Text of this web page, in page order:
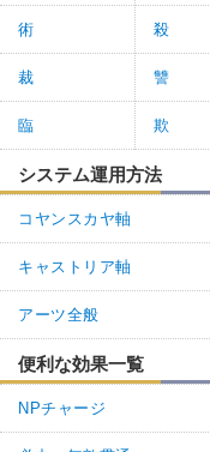
術 殺
裁 讐
臨 欺
システム運用方法
コヤンスカヤ軸
キャストリア軸
アーツ全般
便利な効果一覧
NPチャージ